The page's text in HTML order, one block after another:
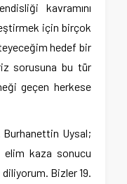
kavramını
için birçok
hedef bir
sorusuna bu tür
geçen herkese
Burhanettin Uysal;
elim kaza sonucu
diliyorum. Bizler 19.